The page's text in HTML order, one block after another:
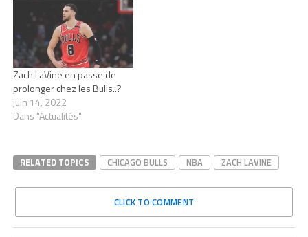
Zach LaVine en passe de
prolonger chez les Bulls..?
juin 14, 2022
Dans "Actualités"
RELATED TOPICS CHICAGO BULLS NBA ZACH LAVINE
CLICK TO COMMENT